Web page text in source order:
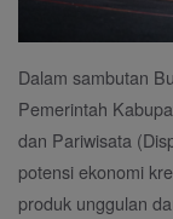
Dalam sambutan
Pemerintah
dan Pariwisata
potensi ekonomi
produk unggulan